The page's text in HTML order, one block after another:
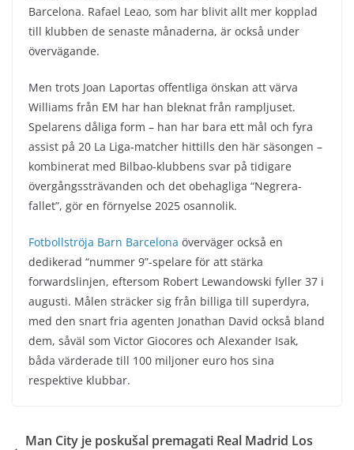
Barcelona. Rafael Leao, som har blivit allt mer kopplad
till klubben de senaste månaderna, är också under
övervägande.
Men trots Joan Laportas offentliga önskan att värva
Williams från EM har han bleknat från rampljuset.
Spelarens dåliga form – han har bara ett mål och fyra
assist på 20 La Liga-matcher hittills den här säsongen –
kombinerat med Bilbao-klubbens svar på tidigare
övergångssträvanden och det obehagliga “Negrera-
fallet”, gör en förnyelse 2025 osannolik.
Fotbollströja Barn Barcelona överväger också en
dedikerad “nummer 9”-spelare för att stärka
forwardslinjen, eftersom Robert Lewandowski fyller 37 i
augusti. Målen sträcker sig från billiga till superdyra,
med den snart fria agenten Jonathan David också bland
dem, såväl som Victor Giocores och Alexander Isak,
båda värderade till 100 miljoner euro hos sina
respektive klubbar.
Man City je poskušal premagati Real Madrid Los